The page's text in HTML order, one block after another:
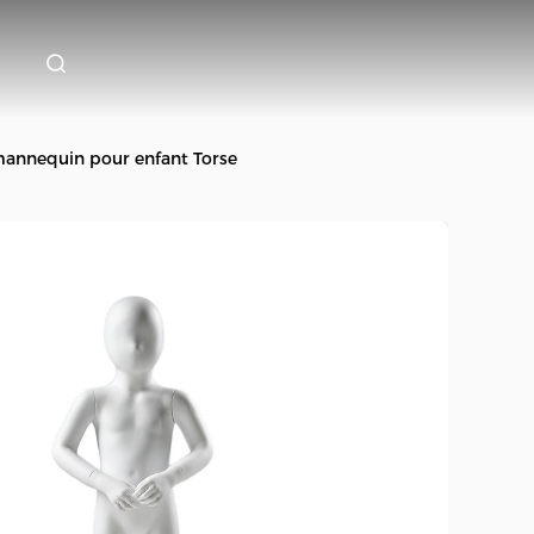
pour enfant Torse